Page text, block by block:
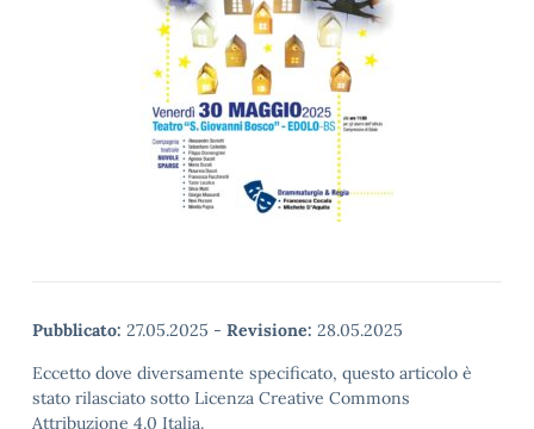
Pubblicato: 27.05.2025 - Revisione: 28.05.2025
Eccetto dove diversamente specificato, questo articolo è
stato rilasciato sotto Licenza Creative Commons
Attribuzione 4.0 Italia.